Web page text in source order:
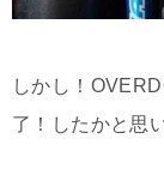
しかし！
了！したかと思